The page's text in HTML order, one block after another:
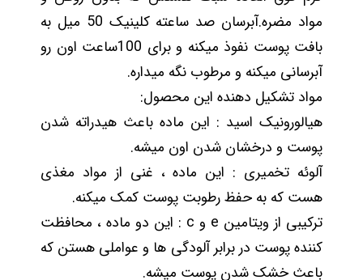
مواد مضره.آبرسان صد ساعته کلینیک 50 میل به
بافت پوست نفوذ میکنه و برای 100ساعت اون رو
آبرسانی میکنه و مرطوب نگه میداره.
مواد تشکیل دهنده این محصول:
هیالورونیک اسید : این ماده باعث هیدراته شدن
پوست و درخشان شدن اون میشه.
آلوئه تخمیری : این ماده ، غنی از مواد مغذی
هست که به حفظ رطوبت پوست کمک میکنه.
ترکیبی از ویتامین e و c : این دو ماده ، محافظت
کننده پوست در برابر آلودگی ها و عواملی هستن که
باعث خشک شدن پوست میشه.